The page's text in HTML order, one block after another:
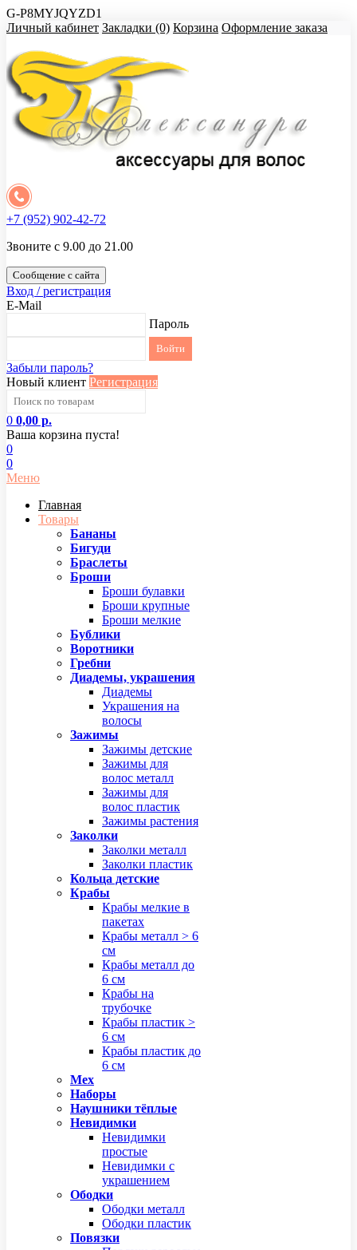
G-P8MYJQYZD1
Личный кабинет Закладки (0) Корзина Оформление заказа
+7 (952) 902-42-72
Звоните с 9.00 до 21.00
Сообщение с сайта
Вход / регистрация
E-Mail
Пароль
Забыли пароль?
Новый клиент Регистрация
0 0,00 р.
Ваша корзина пуста!
0
0
Меню
Главная
Товары
Бананы
Бигуди
Браслеты
Броши
Броши булавки
Броши крупные
Броши мелкие
Бублики
Воротники
Гребни
Диадемы, украшения
Диадемы
Украшения на
волосы
Зажимы
Зажимы детские
Зажимы для
волос металл
Зажимы для
волос пластик
Зажимы растения
Заколки
Заколки металл
Заколки пластик
Кольца детские
Крабы
Крабы мелкие в
пакетах
Крабы металл > 6
см
Крабы металл до
6 см
Крабы на
трубочке
Крабы пластик >
6 см
Крабы пластик до
6 см
Мех
Наборы
Наушники тёплые
Невидимки
Невидимки
простые
Невидимки с
украшением
Ободки
Ободки металл
Ободки пластик
Повязки